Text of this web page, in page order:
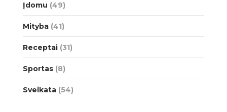
Įdomu (49)
Mityba (41)
Receptai (31)
Sportas (8)
Sveikata (54)